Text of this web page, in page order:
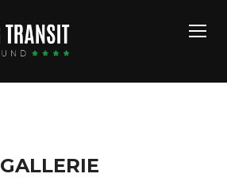
GALLERIE